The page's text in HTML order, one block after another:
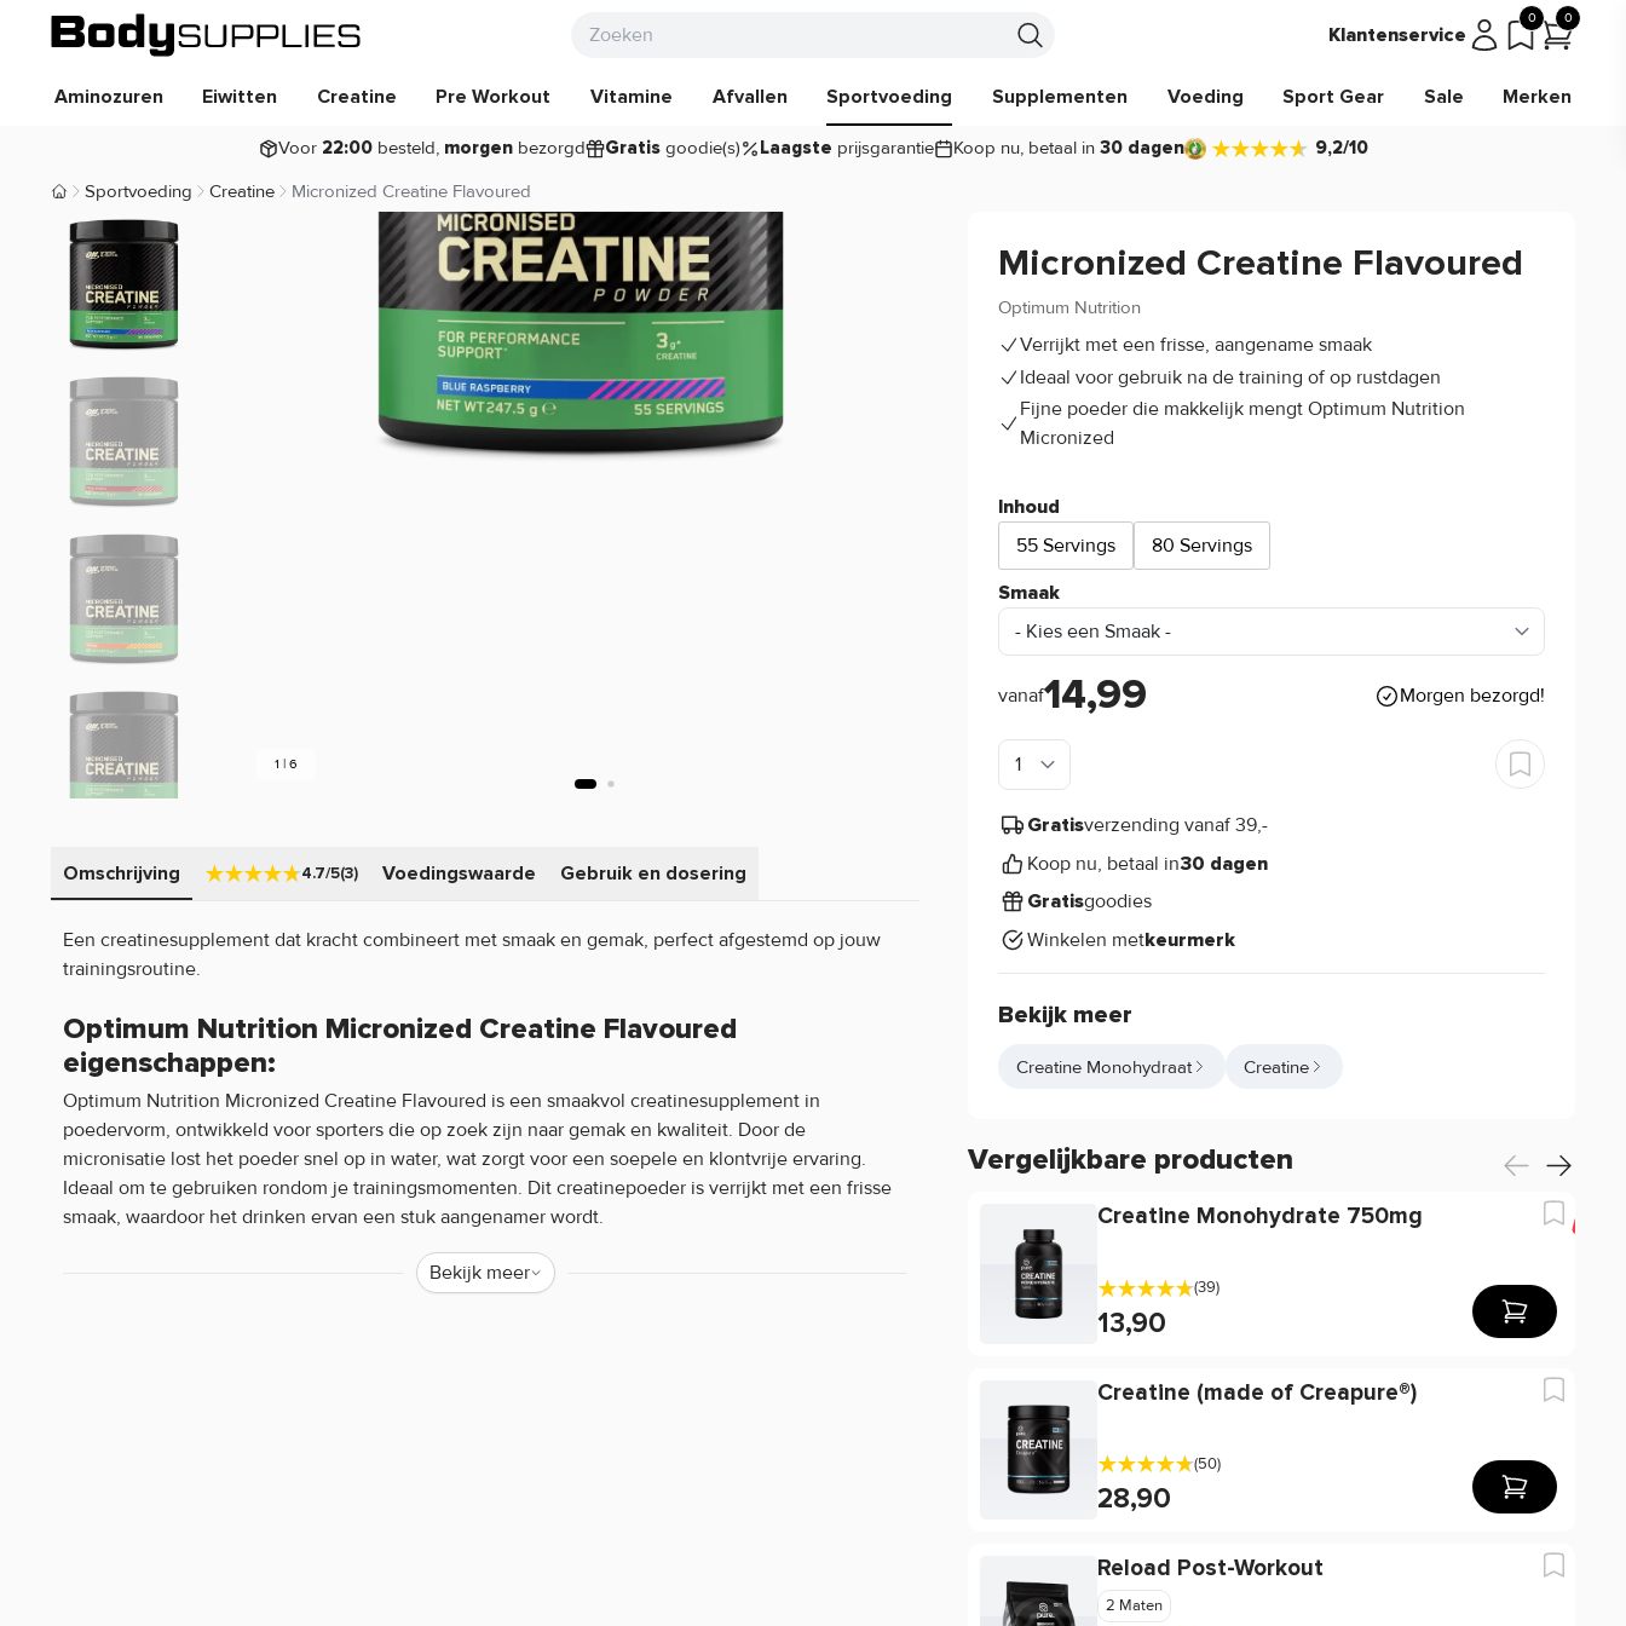
Klantenservice
0 0
Aminozuren Eiwitten Creatine Pre Workout Vitamine Afvallen Sportvoeding Supplementen Voeding Sport Gear Sale Merken
Voor 22:00besteld, morgenbezorgd Gratisgoodie(s) Laagste prijsgarantie Koop nu, betaal in 30 dagen 9,2/10
Body Supplies | Sportvoeding en Supplementen
Sportvoeding Creatine Micronized Creatine Flavoured
Micronized Creatine Flavoured
Optimum Nutrition
Verrijkt met een frisse, aangename smaak
Ideaal voor gebruik na de training of op rustdagen
Fijne poeder die makkelijk mengt Optimum Nutrition
Micronized
Inhoud
55 Servings 80 Servings
Smaak
vanaf14,99 Morgen bezorgd!
Gratisverzending vanaf 39,-
Koop nu, betaal in30 dagen
Gratisgoodies
Winkelen metkeurmerk
Bekijk meer
Creatine Monohydraat Creatine
Vergelijkbare producten
Creatine Monohydrate 750mg
(39)
13,90
Creatine (made of Creapure®)
(50)
28,90
Reload Post-Workout
2 Maten
1 | 6
Omschrijving 4.7/5(3) Voedingswaarde Gebruik en dosering
Een creatinesupplement dat kracht combineert met smaak en gemak, perfect afgestemd op jouw
trainingsroutine.
Optimum Nutrition Micronized Creatine Flavoured
eigenschappen:
Optimum Nutrition Micronized Creatine Flavoured is een smaakvol creatinesupplement in
poedervorm, ontwikkeld voor sporters die op zoek zijn naar gemak en kwaliteit. Door de
micronisatie lost het poeder snel op in water, wat zorgt voor een soepele en klontvrije ervaring.
Ideaal om te gebruiken rondom je trainingsmomenten. Dit creatinepoeder is verrijkt met een frisse
smaak, waardoor het drinken ervan een stuk aangenamer wordt.
Dankzij de fijne structuur mengt het moeiteloos met koud water zonder te schudden of te
Bekijk meer